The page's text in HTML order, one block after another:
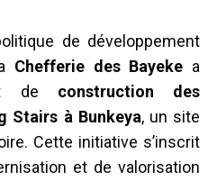
NK EY A
de développement
Chefferie des Bayeke a
de construction des
Stairs à Bunkeya, un site
Cette initiative s’inscrit
et de valorisation